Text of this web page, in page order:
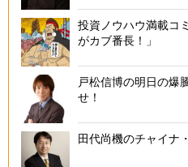
東京の浸水危険度マップ（東京大学
時間に50mmを超える雨が2時
投資ノウハウ満載コ
がカブ番長！」
戸松信博の明日の爆
せ！
田代尚機のチャイナ